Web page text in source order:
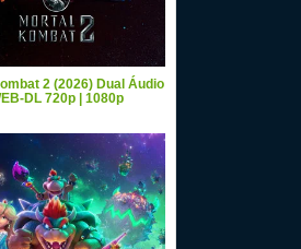
2 (2026) Dual Áudio
DL 720p | 1080p